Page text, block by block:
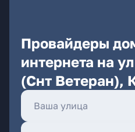
Провайдеры
интернета на
(Снт Ветеран),